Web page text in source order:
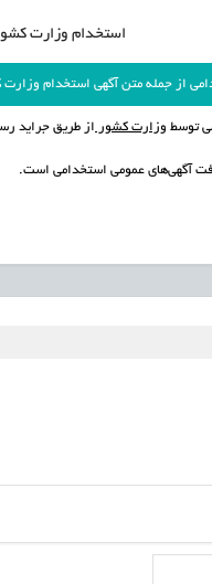
استخدام وزارت کشور
استخدام وزارت کشور در سال 1405 به صفحه
توسط وزارت کشور از طریق جراید
آگهی‌های عمومی استخدامی است.